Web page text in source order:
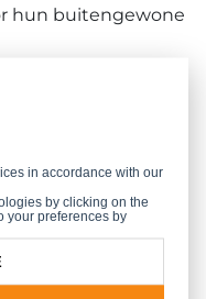
hun buitengewone
te ontvangen:
als een
wat de reputatie
het Jaar" versterkt.
de
van
geprezen door de
in accordance with our
by clicking on the
your preferences by